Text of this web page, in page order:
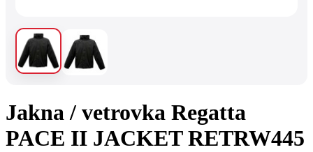
Jakna / vetrovka Regatta
PACE II JACKET RETRW445